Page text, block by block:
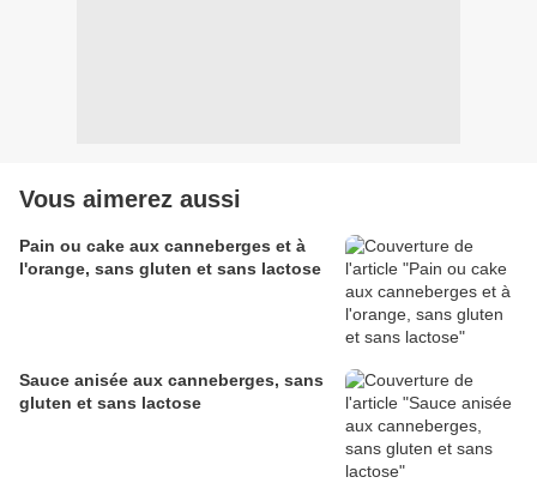
Vous aimerez aussi
Pain ou cake aux canneberges et à
l'orange, sans gluten et sans lactose
Sauce anisée aux canneberges, sans
gluten et sans lactose